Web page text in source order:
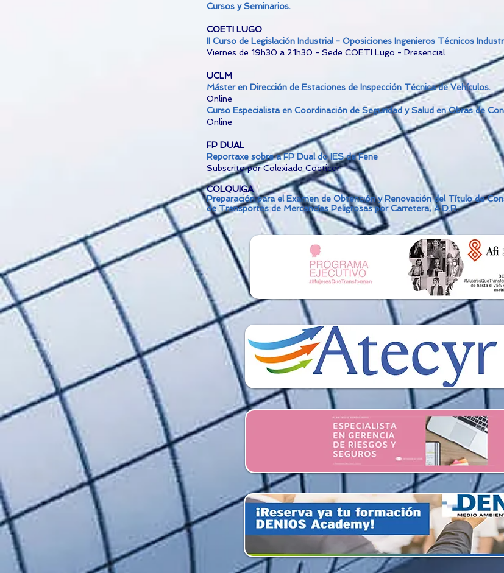
Cursos y Seminarios.
COETI LUGO
II Curso de Legislación Industrial - Oposiciones Ingenieros Técnicos
Viernes de 19h30 a 21h30 - Sede COETI Lugo - Presencial
UCLM
Máster en Dirección de Estaciones de Inspección Técnica de Vehículos.
Online
Curso Especialista en Coordinación de Seguridad y Salud en Obras de
Online
FP DUAL
Reportaxe sobre a FP Dual do IES de Fene
Subscrito por Colexiado Coeticor
COLQUIGA
Preparación para el Examen de Obtención y Renovación del Título de
de Transportes de Mercancías Peligrosas por Carretera, A.D.R.